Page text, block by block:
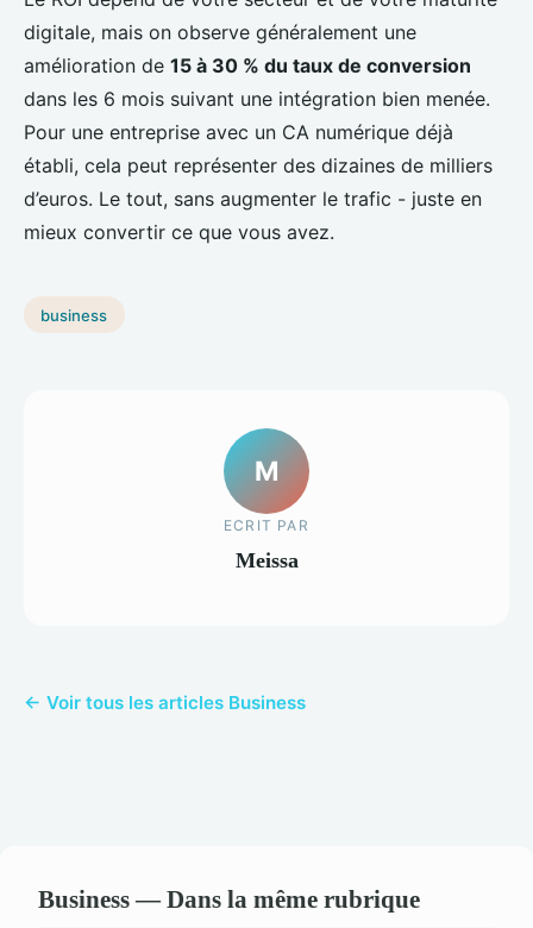
digitale, mais on observe généralement une
amélioration de 15 à 30 % du taux de conversion
dans les 6 mois suivant une intégration bien menée.
Pour une entreprise avec un CA numérique déjà
établi, cela peut représenter des dizaines de milliers
d’euros. Le tout, sans augmenter le trafic - juste en
mieux convertir ce que vous avez.
business
M
ECRIT PAR
Meissa
← Voir tous les articles Business
Business — Dans la même rubrique